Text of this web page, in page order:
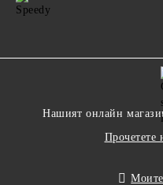
Нашият онлайн
Прочетете